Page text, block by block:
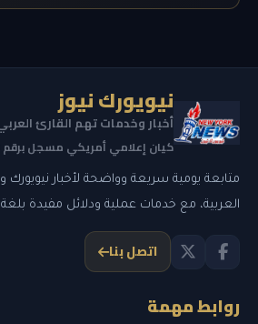
نيويورك نيوز
أخبار وخدمات تهم القارئ
كيان إعلامي أمريكي مسجل برقم 0451351808
متابعة يومية سريعة وواضحة لأخبار نيويورك
العربية، مع خدمات عملية ودلائل مفيدة
اتصل بنا
روابط مهمة